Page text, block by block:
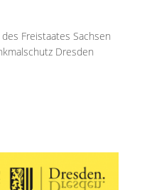
Freistaates Sachsen
Dresden